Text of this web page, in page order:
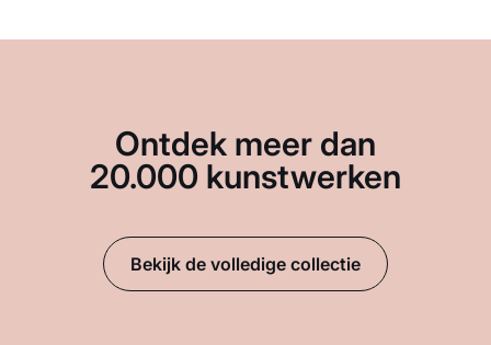
Ontdek meer dan
20.000 kunstwerken
Bekijk de volledige collectie